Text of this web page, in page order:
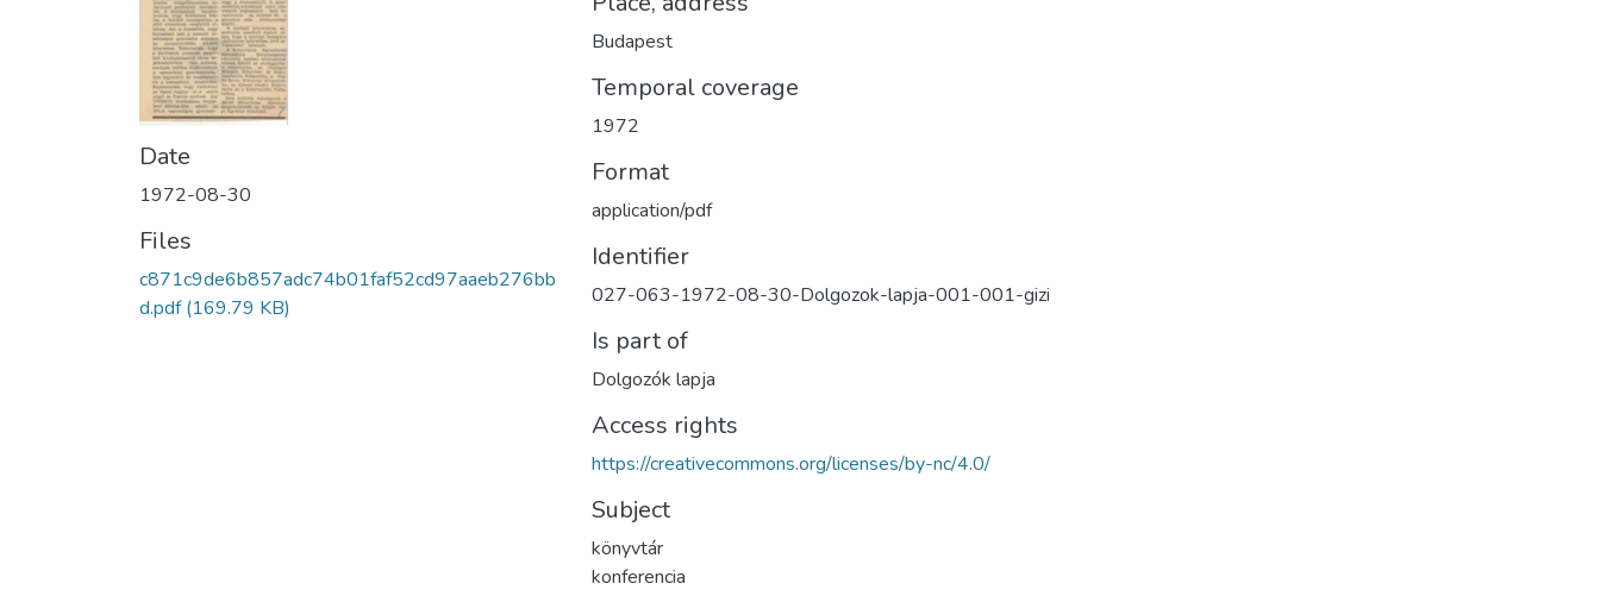
Date
1972-08-30
Files
c871c9de6b857adc74b01faf52cd97aaeb276bb
d.pdf(169.79 KB)
Budapest
Temporal coverage
1972
Format
application/pdf
Identifier
027-063-1972-08-30-Dolgozok-lapja-001-001-gizi
Is part of
Dolgozók lapja
Access rights
https://creativecommons.org/licenses/by-nc/4.0/
Subject
könyvtár
konferencia